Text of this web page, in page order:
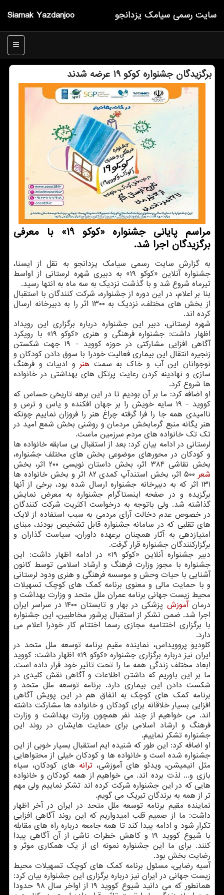
Siamak Yazdanjoo سایت رسمی سیامك یزدانجو
منو
برگزیدگان جشنواره کوکو ۱۹ عرضه شدند
مراسم پایانی جشنواره «کوکو 19» با معرفی
برگزیدگان اجرا شد.
به گزارش سایت رسمی سیامک یزدانجو به نقل از ایسنا،
جشنواره آنلاین «کوکو ۱۹» به دبیری شهره لرستانی از اواسط
تیرماه شروع شد و با گذشت نزدیک به سه ماه به انتها رسید.
بنا بر اعلام، در این دوره از جشنواره، شرکت کنندگان با استقبال
از بخش های مختلف، نزدیک به ۱۳۰۰ اثر را به دبیرخانه ارسال
کرده اند.
شهره لرستانی، دبیر این جشنواره درباره برگزاری این رویداد
اظهار داشت: جشنواره فرهنگی و هنری «کوکو ۱۹» با رویکرد
آگاهی افزایی مشارکتی در حوزه کووید - ۱۹ جهت شکستن
زنجیره انتقال این بیماری فعالیت خودرا با سوق دادن کودکان و
نوجوانان این آب و خاک به سمت هنر و ادبیات و فرهنگ
سازی و نهادینه کردن رعایت پرتکل های بهداشتی در خانواده
ها شروع کرد.
او اضافه کرد: ما بر آن بودیم تا در این برهه تاریخی حساس که
کووید - ۱۹ سایه خویش را بر جهان افکنده و یاس و ترس و
ناامیدی همه جا را فرا گرفته چراغ هنر را فروزان نماییم چونکه
هنر یگانه منبع گرمابخش مردمان و روشنی بخش شمع امید در
تک تک خانواده های مردم سرزمین ماست.
لرستانی در ادامه بیان کرد: بعد از استقبال بی سابقه خانواده ها
و کودکان در محورهای موضوعی بخش های مختلف جشنواره،
بخش نقاشی ۳۸۴ اثر، بخش داستان نویسی ۲۰۰ اثر، بخش
شعر
۵۰۰ اثر، بخش استندآپ کمدی ۸۲ اثر و بخش خانواده ها
۱۳۱ اثر که به دبیرخانه جشنواره ارسال شده بود، برخی از آنها
برگزیده و در صفحه اینستاگرام جشنواره به معرض نمایش
گذاشته شد. ولی باتوجه به درخواست اکثریت شرکت کنندگان
در خصوص عدم دخالت آرای مردمی به سبب استفاده از لایک
های تقلبی که در سامانه جشنواره قابل تشخیص بودند، مبنای
امتیازدهی به آثار همچنان برعهده داوران، سیاست گذاران و
برگزارکنندگان جشنواره قرار گرفت.
دبیر جشنواره آنلاین «کوکو ۱۹» در ادامه اظهار داشت: این
جشنواره با مجوز وزارت فرهنگ و ارشاد اسلامی توسط کانون
آشنایی با حیات وحش و موسسه فرهنگی و هنری ودود لرستانی
و با حمایت مالی و معنوی برنامه کمک های کوچک تسهیلات
محیط زیست جهانی برنامه عمران ملل متحد و وزارت بهداشت و
درمانآموزش
پزشکی در بهار و تابستان ۱۴۰۰ در سراسر ایران
اجرا شد. ضمن تشکر از استقبال پرشور مخاطبین، این جشنواره
با برگزاری اختتامیه مجازی رسما اختتام کار خودرا اعلام می
دارد.
کلودیو پروویداس، نماینده مقیم برنامه توسعه ملل متحد در
ایران نیز درباره برگزاری جشنواره «کوکو ۱۹» اظهار داشت: کووید
ابعاد مختلف زندگی همه ما را تحت تاثیر خود قرار داده است.
ما بر این باوریم که داشتن اطلاعات و آگاهی نقش کلیدی در
شکست دادن این بیماری دارد. برنامه توسعه ملل متحد و
برنامه کمک های کوچک به اتفاق هم در این پویش آگاهی
افزایی بسیار خلاقانه برای کودکان و خانواده ها مشارکت داشته
اند. می خواهیم از چند نفر همچون وزارت بهداشت و وزارت
فرهنگ و ارشاد اسلامی برای حمایت هایشان در روند این
جشنواره تشکر نماییم.
او اضافه کرد: این طور که شنیده ایم استقبال بسیار خوبی از این
جشنواره شده است و خانواده ها و کودکان خیلی از محتواهایی
مثل انیمیشن، ویدئو های آموزشی،ترانه های کودکان، سیاه
بازی و... لذت برده اند. می خواهیم از همه کودکان و خانواده
هایی که در این جشنواره شرکت کرده اند تشکر نماییم ولی مهم
تر از همه به برندگان تبریک می گویم.
نماینده مقیم برنامه توسعه ملل متحد در ایران در آخر اظهار
داشت: ما از صمیم قلب امیدواریم که این روند آگاهی افزایی
تکرار شود و ادامه پیدا کند تا همه جامعه درباره راه های مقابله
با شیوع کووید ۱۹ و کاهش خطرات ناشی از آن آگاهی پیدا
کنند. برای ما این جشنواره نمونه ای از یک همکاری موثر و
رضایت بخش بود.
آسیه رضایی، مسئول برنامه کمک های کوچک تسهیلات محیط
زیست جهانی در ایران نیز درباره برگزاری این جشنواره بیان کرد:
همانطور که می دانید شیوع کووید ۱۹ از اواخر سال ۹۸ حدودا